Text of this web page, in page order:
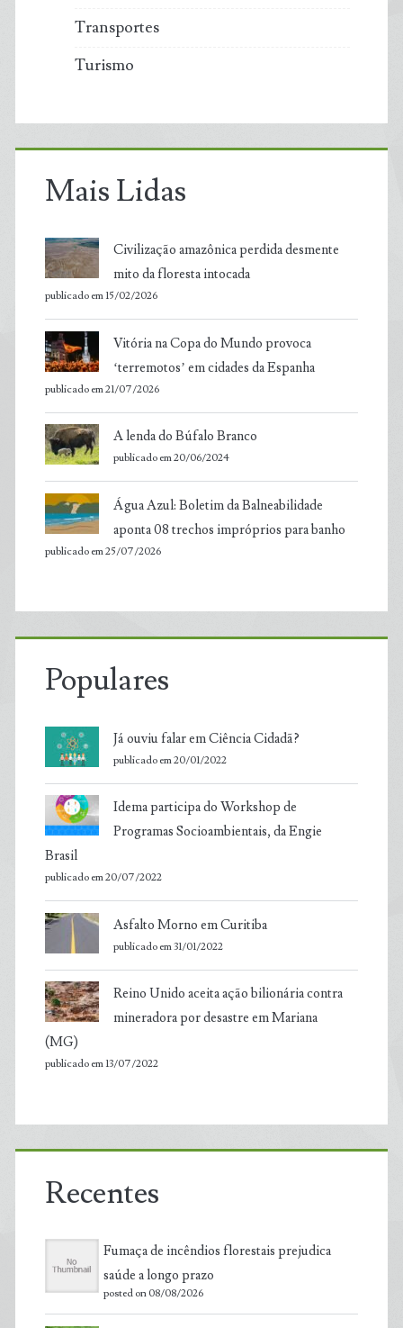
Transportes
Turismo
Mais Lidas
Civilização amazônica perdida desmente
mito da floresta intocada
publicado em 15/02/2026
Vitória na Copa do Mundo provoca
‘terremotos’ em cidades da Espanha
publicado em 21/07/2026
A lenda do Búfalo Branco
publicado em 20/06/2024
Água Azul: Boletim da Balneabilidade
aponta 08 trechos impróprios para banho
publicado em 25/07/2026
Populares
Já ouviu falar em Ciência Cidadã?
publicado em 20/01/2022
Idema participa do Workshop de
Programas Socioambientais, da Engie
Brasil
publicado em 20/07/2022
Asfalto Morno em Curitiba
publicado em 31/01/2022
Reino Unido aceita ação bilionária contra
mineradora por desastre em Mariana
(MG)
publicado em 13/07/2022
Recentes
Fumaça de incêndios florestais prejudica
saúde a longo prazo
posted on 08/08/2026